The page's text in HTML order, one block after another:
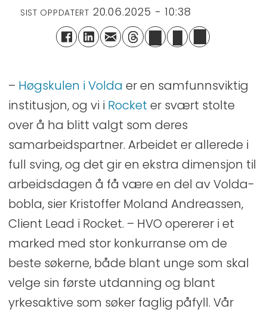
SIST OPPDATERT 20.06.2025 - 10:38
– Høgskulen i Volda er en samfunnsviktig
institusjon, og vi i Rocket er svært stolte
over å ha blitt valgt som deres
samarbeidspartner. Arbeidet er allerede i
full sving, og det gir en ekstra dimensjon til
arbeidsdagen å få være en del av Volda-
bobla, sier Kristoffer Moland Andreassen,
Client Lead i Rocket. – HVO opererer i et
marked med stor konkurranse om de
beste søkerne, både blant unge som skal
velge sin første utdanning og blant
yrkesaktive som søker faglig påfyll. Vår